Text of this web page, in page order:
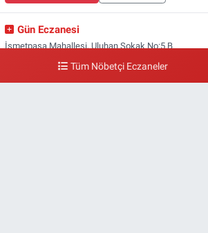
Gün Eczanesi
İsmetpaşa Mahallesi, Uluhan Sokak No:5 B
Tüm Nöbetçi Eczaneler